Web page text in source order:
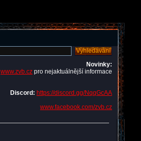
Novinky:
www.zvb.cz pro nejaktuálnější informace
Discord: https://discord.gg/NqqGcAA
www.facebook.com/zvb.cz